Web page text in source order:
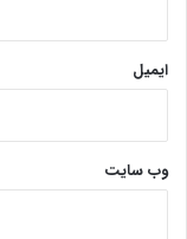
ایمیل
وب‌ سایت